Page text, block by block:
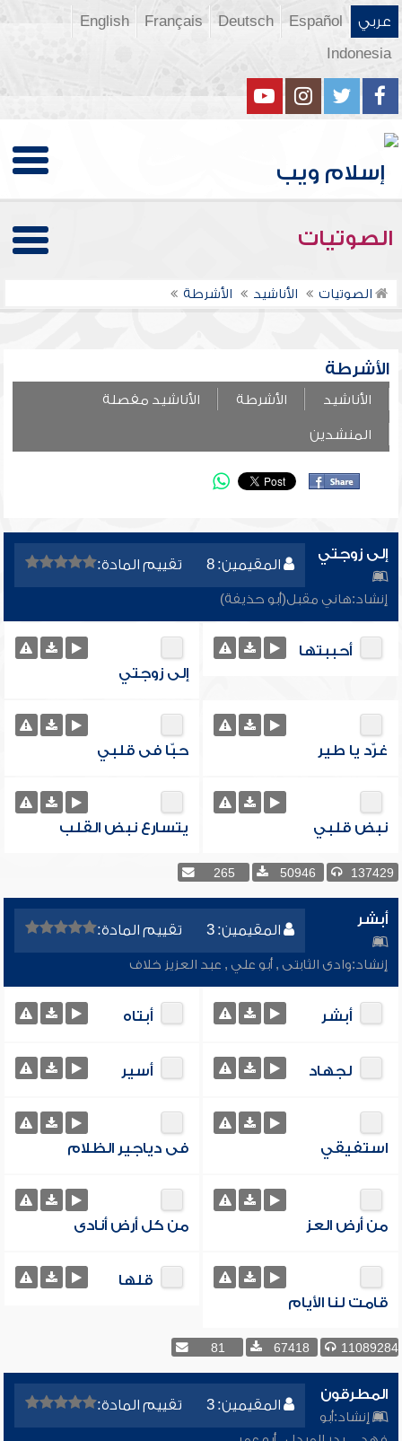
عربي Español
Deutsch
Français
English
Indonesia
الصوتيات
الصوتيات الأناشيد الأشرطة
الأشرطة
الأناشيد الأشرطة الأناشيد مفصلة
المنشدين
المقيمين: 8 تقييم المادة:
إلى زوجتي
إنشاد:هاني مقبل(أبو حذيفة)
أحببتها
إلى زوجتي
غرّد يا طير حبّا فى قلبي
نبض قلبي يتسارع نبض القلب
137429
50946
265
المقيمين: 3 تقييم المادة:
أبشر
إنشاد:وادى الثابتى ,أبو علي , عبد العزيز خلاف
أبشر أبتاه
لجهاد أسير
استفيقي فى دياجير الظلام
من أرض العز من كل أرض أنادى
قامت لنا الأيام
قلها
11089284
67418
81
المقيمين: 3 تقييم المادة:
المطرقون
إنشاد:أبو